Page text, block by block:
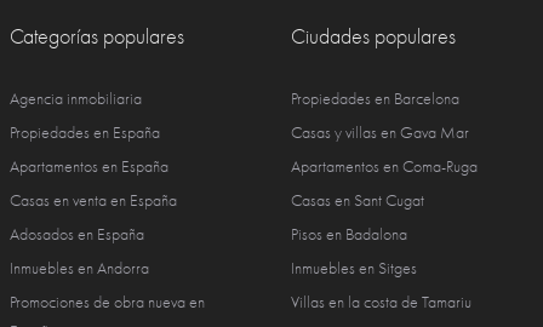
Categorías populares
Agencia inmobiliaria
Propiedades en España
Apartamentos en España
Casas en venta en España
Adosados en España
Inmuebles en Andorra
Promociones de obra nueva en
Ciudades populares
Propiedades en Barcelona
Casas y villas en Gava Mar
Apartamentos en Coma-Ruga
Casas en Sant Cugat
Pisos en Badalona
Inmuebles en Sitges
Villas en la costa de Tamariu